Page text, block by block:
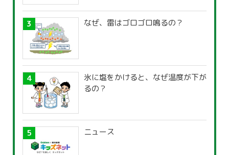
なぜ、雷はゴロゴロ鳴るの？
氷に塩をかけると、なぜ温度が下が
るの？
ニュース